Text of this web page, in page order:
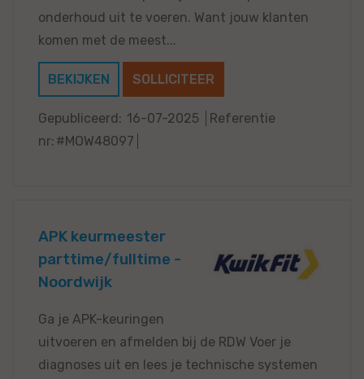
onderhoud uit te voeren. Want jouw klanten
komen met de meest...
BEKIJKEN SOLLICITEER
Gepubliceerd: 16-07-2025
Referentie
nr: #MOW48097
APK keurmeester
parttime/fulltime -
Noordwijk
Ga je APK-keuringen
uitvoeren en afmelden bij de RDW Voer je
diagnoses uit en lees je technische systemen